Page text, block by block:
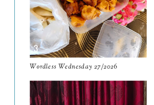
2024130
December19
November12
October
September13
August9
Wordless Wednesday 27/2026